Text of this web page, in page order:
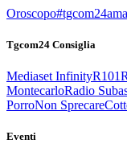
Oroscopo
Tgcom24 Consiglia
Mediaset InfinityR101
MontecarloRadio
PorroNon Sprecare
Eventi